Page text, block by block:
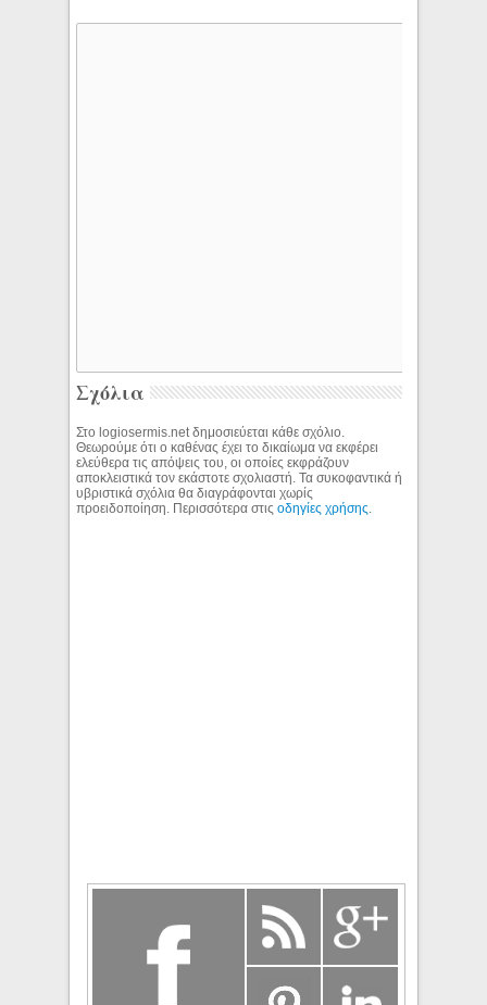
Σχόλια
Στο logiosermis.net δημοσιεύεται κάθε σχόλιο.
Θεωρούμε ότι ο καθένας έχει το δικαίωμα να εκφέρει
ελεύθερα τις απόψεις του, οι οποίες εκφράζουν
αποκλειστικά τον εκάστοτε σχολιαστή. Τα συκοφαντικά ή
υβριστικά σχόλια θα διαγράφονται χωρίς
προειδοποίηση. Περισσότερα στιςοδηγίες χρήσης